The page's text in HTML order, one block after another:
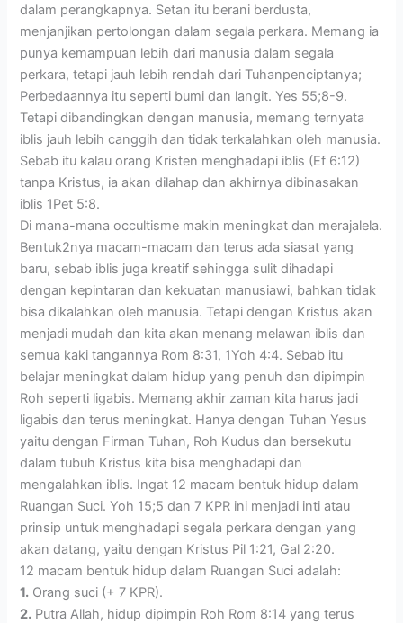
dalam perangkapnya. Setan itu berani berdusta,
menjanjikan pertolongan dalam segala perkara. Memang ia
punya kemampuan lebih dari manusia dalam segala
perkara, tetapi jauh lebih rendah dari Tuhanpenciptanya;
Perbedaannya itu seperti bumi dan langit. Yes 55;8-9.
Tetapi dibandingkan dengan manusia, memang ternyata
iblis jauh lebih canggih dan tidak terkalahkan oleh manusia.
Sebab itu kalau orang Kristen menghadapi iblis (Ef 6:12)
tanpa Kristus, ia akan dilahap dan akhirnya dibinasakan
iblis 1Pet 5:8.
Di mana-mana occultisme makin meningkat dan merajalela.
Bentuk2nya macam-macam dan terus ada siasat yang
baru, sebab iblis juga kreatif sehingga sulit dihadapi
dengan kepintaran dan kekuatan manusiawi, bahkan tidak
bisa dikalahkan oleh manusia. Tetapi dengan Kristus akan
menjadi mudah dan kita akan menang melawan iblis dan
semua kaki tangannya Rom 8:31, 1Yoh 4:4. Sebab itu
belajar meningkat dalam hidup yang penuh dan dipimpin
Roh seperti ligabis. Memang akhir zaman kita harus jadi
ligabis dan terus meningkat. Hanya dengan Tuhan Yesus
yaitu dengan Firman Tuhan, Roh Kudus dan bersekutu
dalam tubuh Kristus kita bisa menghadapi dan
mengalahkan iblis. Ingat 12 macam bentuk hidup dalam
Ruangan Suci. Yoh 15;5 dan 7 KPR ini menjadi inti atau
prinsip untuk menghadapi segala perkara dengan yang
akan datang, yaitu dengan Kristus Pil 1:21, Gal 2:20.
12 macam bentuk hidup dalam Ruangan Suci adalah:
1. Orang suci (+ 7 KPR).
2. Putra Allah, hidup dipimpin Roh Rom 8:14 yang terus